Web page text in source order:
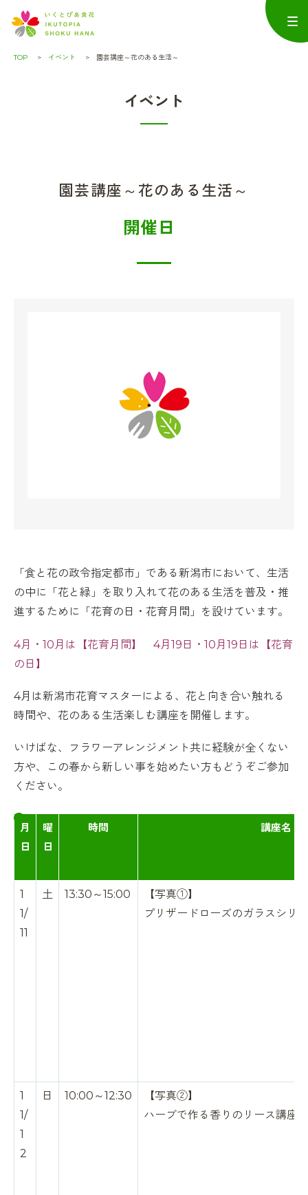
TOP イベント 園芸講座～花のある生活～
イベント
園芸講座～花のある生活～
開催日
「食と花の政令指定都市」である新潟市において、生活
の中に「花と緑」を取り入れて花のある生活を普及・推
進するために「花育の日・花育月間」を設けています。
4月・10月は【花育月間】 4月19日・10月19日は【花育
の日】
4月は新潟市花育マスターによる、花と向き合い触れる
時間や、花のある生活楽しむ講座を開催します。
いけばな、フラワーアレンジメント共に経験が全くない
方や、この春から新しい事を始めたい方もどうぞご参加
ください。
月
日
曜
日
時間 講座名
1
1/
11
土 13:30～15:00
【写真①】
プリザードローズのガラスシリ
1
1/
1
2
日 10:00～12:30
【写真②】
ハーブで作る香りのリース講座